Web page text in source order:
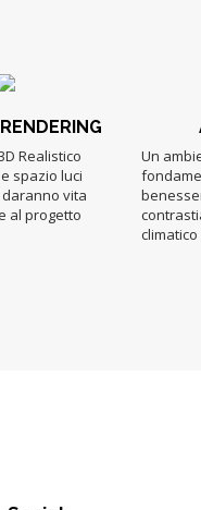
Realistico
spazio luci
vita
al progetto
Un
climatico